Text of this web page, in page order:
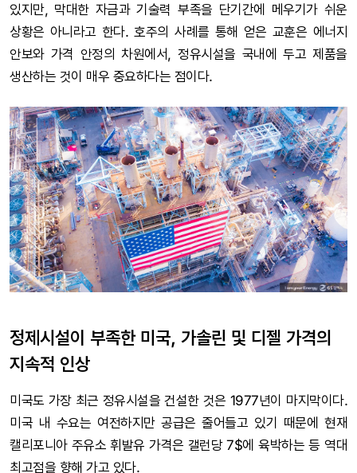
있지만, 막대한 자금과 기술력 부족을 단기간에 메우기가 쉬운
상황은 아니라고 한다. 호주의 사례를 통해 얻은 교훈은 에너지
안보와 가격 안정의 차원에서, 정유시설을 국내에 두고 제품을
생산하는 것이 매우 중요하다는 점이다.
정제시설이 부족한 미국, 가솔린 및 디젤 가격의
지속적 인상
미국도 가장 최근 정유시설을 건설한 것은 1977년이 마지막이다.
미국 내 수요는 여전하지만 공급은 줄어들고 있기 때문에 현재
캘리포니아 주유소 휘발유 가격은 갤런당 7$에 육박하는 등 역대
최고점을 향해 가고 있다.